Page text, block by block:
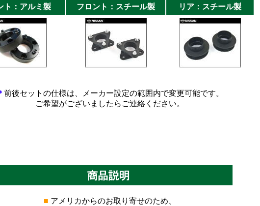
ト：アルミ製 フロント：スチール製 リア：スチール製
前後セットの仕様は、メーカー設定の範囲内で変更可能です。
ご希望がございましたらご連絡ください。
■ アメリカからのお取り寄せのため、